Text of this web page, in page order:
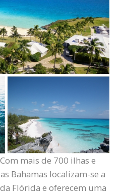
Com mais de 700 ilhas e
Bahamas localizam-se a
Flórida e oferecem uma